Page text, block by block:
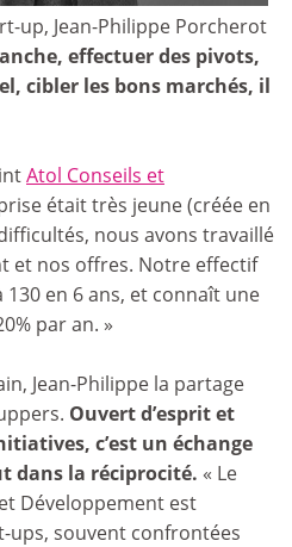
up, Jean-Philippe Porcherot
effectuer des pivots,
cibler les bons marchés, il
Atol Conseils et
était très jeune (créée en
nous avons travaillé
et nos offres. Notre effectif
130 en 6 ans, et connaît une
par an. »
Jean-Philippe la partage
Ouvert d’esprit et
c’est un échange
dans la réciprocité. « Le
Développement est
souvent confrontées